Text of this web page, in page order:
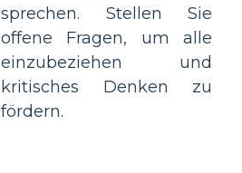
sprechen. Stellen Sie
offene Fragen, um alle
einzubeziehen und
kritisches Denken zu
fördern.